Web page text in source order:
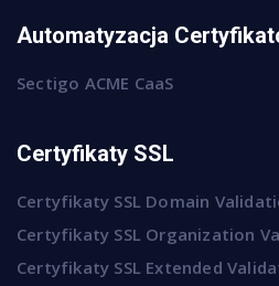
Automatyzacja
Sectigo ACME CaaS
Certyfikaty SSL
Certyfikaty SSL Domain
Certyfikaty SSL Organization
Certyfikaty SSL Extended